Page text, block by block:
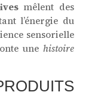
mêlent des
l’énergie du
sensorielle
unehistoire